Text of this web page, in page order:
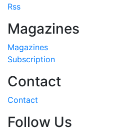
Rss
Magazines
Magazines
Subscription
Contact
Contact
Follow Us